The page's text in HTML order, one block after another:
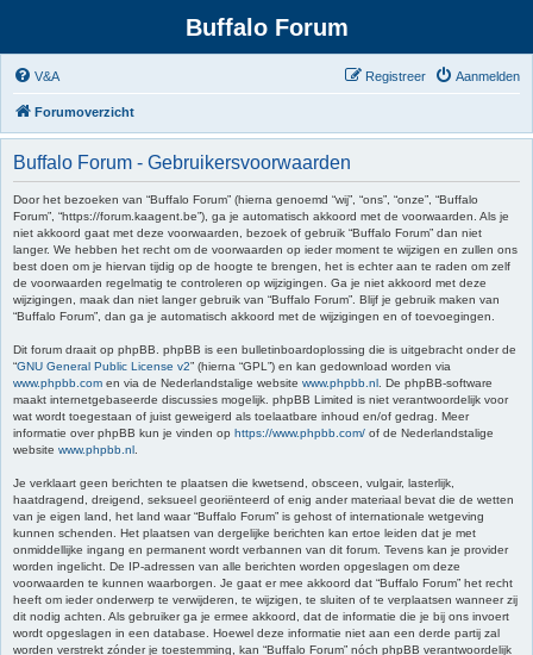
Buffalo Forum
V&A Aanmelden
Registreer
Forumoverzicht
Buffalo Forum - Gebruikersvoorwaarden
Door het bezoeken van “Buffalo Forum” (hierna genoemd “wij”, “ons”, “onze”, “Buffalo
Forum”, “https://forum.kaagent.be”), ga je automatisch akkoord met de voorwaarden. Als je
niet akkoord gaat met deze voorwaarden, bezoek of gebruik “Buffalo Forum” dan niet
langer. We hebben het recht om de voorwaarden op ieder moment te wijzigen en zullen ons
best doen om je hiervan tijdig op de hoogte te brengen, het is echter aan te raden om zelf
de voorwaarden regelmatig te controleren op wijzigingen. Ga je niet akkoord met deze
wijzigingen, maak dan niet langer gebruik van “Buffalo Forum”. Blijf je gebruik maken van
“Buffalo Forum”, dan ga je automatisch akkoord met de wijzigingen en of toevoegingen.
Dit forum draait op phpBB. phpBB is een bulletinboardoplossing die is uitgebracht onder de
“GNU General Public License v2” (hierna “GPL”) en kan gedownload worden via
www.phpbb.com en via de Nederlandstalige website www.phpbb.nl . De phpBB-software
maakt internetgebaseerde discussies mogelijk. phpBB Limited is niet verantwoordelijk voor
wat wordt toegestaan of juist geweigerd als toelaatbare inhoud en/of gedrag. Meer
informatie over phpBB kun je vinden op https://www.phpbb.com/ of de Nederlandstalige
website www.phpbb.nl
Je verklaart geen berichten te plaatsen die kwetsend, obsceen, vulgair, lasterlijk,
haatdragend, dreigend, seksueel georiënteerd of enig ander materiaal bevat die de wetten
van je eigen land, het land waar “Buffalo Forum” is gehost of internationale wetgeving
kunnen schenden. Het plaatsen van dergelijke berichten kan ertoe leiden dat je met
onmiddellijke ingang en permanent wordt verbannen van dit forum. Tevens kan je provider
worden ingelicht. De IP-adressen van alle berichten worden opgeslagen om deze
voorwaarden te kunnen waarborgen. Je gaat er mee akkoord dat “Buffalo Forum” het recht
heeft om ieder onderwerp te verwijderen, te wijzigen, te sluiten of te verplaatsen wanneer zij
dit nodig achten. Als gebruiker ga je ermee akkoord, dat de informatie die je bij ons invoert
wordt opgeslagen in een database. Hoewel deze informatie niet aan een derde partij zal
worden verstrekt zónder je toestemming, kan “Buffalo Forum” nóch phpBB verantwoordelijk